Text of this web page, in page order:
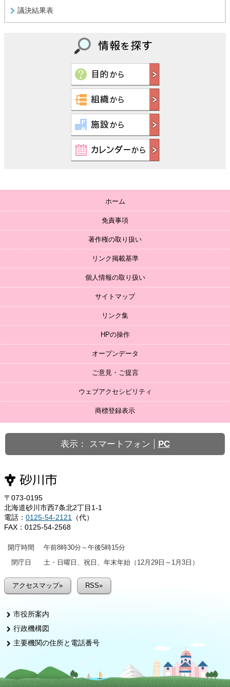
議決結果表
ホーム
免責事項
著作権の取り扱い
リンク掲載基準
個人情報の取り扱い
サイトマップ
リンク集
HPの操作
オープンデータ
ご意見・ご提言
ウェブアクセシビリティ
商標登録表示
表示： スマートフォン PC
〒073-0195
北海道砂川市西7条北2丁目1-1
電話： 0125-54-2121
（代）
FAX：0125-54-2568
開庁時間
午前8時30分～午後5時15分
閉庁日
土・日曜日、祝日、年末年始（12月29日～1月3日）
アクセスマップ» RSS»
市役所案内
行政機構図
主要機関の住所と電話番号